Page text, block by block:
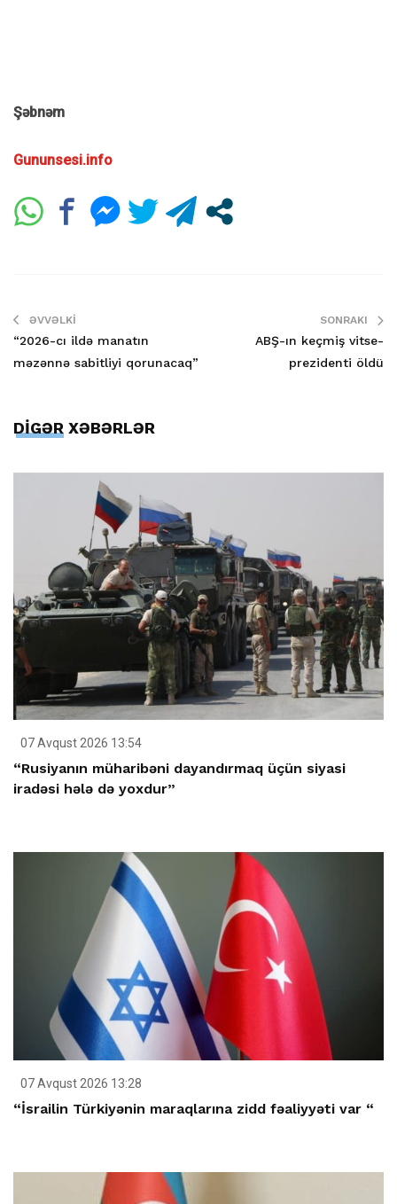
Şəbnəm
Gununsesi.info
ƏVVƏLKI
“2026-cı ildə manatın
məzənnə sabitliyi qorunacaq”
SONRAKI
ABŞ-ın keçmiş vitse-
prezidenti öldü
DİGƏR XƏBƏRLƏR
07 Avqust 2026 13:54
“Rusiyanın müharibəni dayandırmaq üçün siyasi
iradəsi hələ də yoxdur”
07 Avqust 2026 13:28
“İsrailin Türkiyənin maraqlarına zidd fəaliyyəti var “